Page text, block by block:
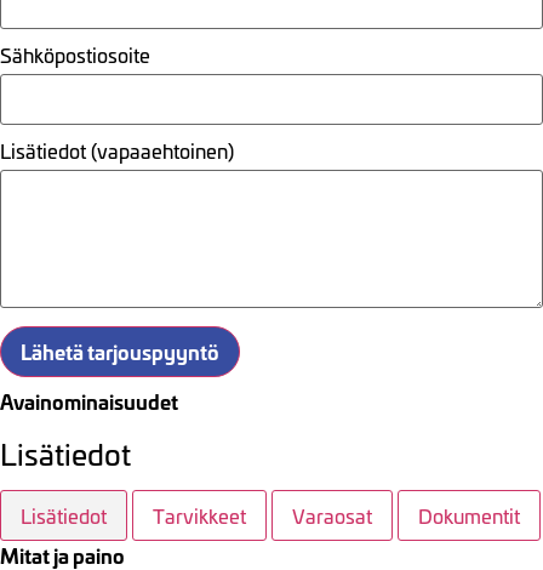
Sähköpostiosoite
Lisätiedot (vapaaehtoinen)
Lähetä tarjouspyyntö
Avainominaisuudet
Lisätiedot
Lisätiedot Tarvikkeet Varaosat Dokumentit
Mitat ja paino